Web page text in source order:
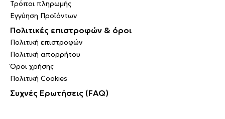
Τρόποι πληρωμής
Εγγύηση Προϊόντων
Πολιτικές επιστροφών & όροι
Πολιτική επιστροφών
Πολιτική απορρήτου
Όροι χρήσης
Πολιτική Cookies
Συχνές Ερωτήσεις (FAQ)